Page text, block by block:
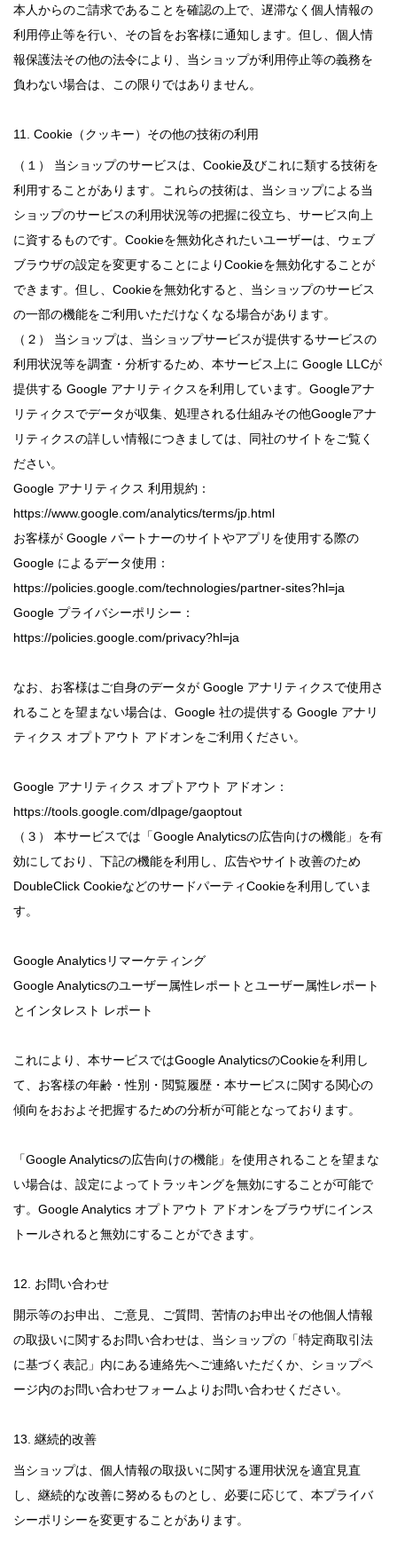
本人からのご請求であることを確認の上で、遅滞なく個人情報の
利用停止等を行い、その旨をお客様に通知します。但し、個人情
報保護法その他の法令により、当ショップが利用停止等の義務を
負わない場合は、この限りではありません。
11. Cookie（クッキー）その他の技術の利用
（１） 当ショップのサービスは、Cookie及びこれに類する技術を
利用することがあります。これらの技術は、当ショップによる当
ショップのサービスの利用状況等の把握に役立ち、サービス向上
に資するものです。Cookieを無効化されたいユーザーは、ウェブ
ブラウザの設定を変更することによりCookieを無効化することが
できます。但し、Cookieを無効化すると、当ショップのサービス
の一部の機能をご利用いただけなくなる場合があります。
（２） 当ショップは、当ショップサービスが提供するサービスの
利用状況等を調査・分析するため、本サービス上に Google LLCが
提供する Google アナリティクスを利用しています。Googleアナ
リティクスでデータが収集、処理される仕組みその他Googleアナ
リティクスの詳しい情報につきましては、同社のサイトをご覧く
ださい。
Google アナリティクス 利用規約：
https://www.google.com/analytics/terms/jp.html
お客様が Google パートナーのサイトやアプリを使用する際の
Google によるデータ使用：
https://policies.google.com/technologies/partner-sites?hl=ja
Google プライバシーポリシー：
https://policies.google.com/privacy?hl=ja
なお、お客様はご自身のデータが Google アナリティクスで使用さ
れることを望まない場合は、Google 社の提供する Google アナリ
ティクス オプトアウト アドオンをご利用ください。
Google アナリティクス オプトアウト アドオン：
https://tools.google.com/dlpage/gaoptout
（３） 本サービスでは「Google Analyticsの広告向けの機能」を有
効にしており、下記の機能を利用し、広告やサイト改善のため
DoubleClick CookieなどのサードパーティCookieを利用していま
す。
Google Analyticsリマーケティング
Google Analyticsのユーザー属性レポートとユーザー属性レポート
とインタレスト レポート
これにより、本サービスではGoogle AnalyticsのCookieを利用し
て、お客様の年齢・性別・閲覧履歴・本サービスに関する関心の
傾向をおおよそ把握するための分析が可能となっております。
「Google Analyticsの広告向けの機能」を使用されることを望まな
い場合は、設定によってトラッキングを無効にすることが可能で
す。Google Analytics オプトアウト アドオンをブラウザにインス
トールされると無効にすることができます。
12. お問い合わせ
開示等のお申出、ご意見、ご質問、苦情のお申出その他個人情報
の取扱いに関するお問い合わせは、当ショップの「特定商取引法
に基づく表記」内にある連絡先へご連絡いただくか、ショップペ
ージ内のお問い合わせフォームよりお問い合わせください。
13. 継続的改善
当ショップは、個人情報の取扱いに関する運用状況を適宜見直
し、継続的な改善に努めるものとし、必要に応じて、本プライバ
シーポリシーを変更することがあります。